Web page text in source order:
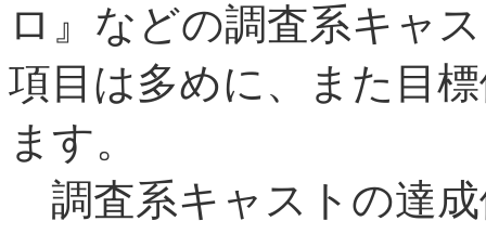
ロ』などの調査系キャ
項目は多めに、また目
ます。
調査系キャストの達